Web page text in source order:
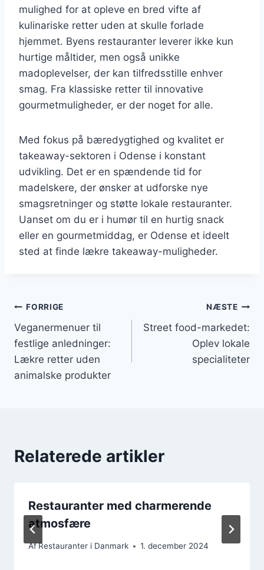
mulighed for at opleve en bred vifte af
kulinariske retter uden at skulle forlade
hjemmet. Byens restauranter leverer ikke kun
hurtige måltider, men også unikke
madoplevelser, der kan tilfredsstille enhver
smag. Fra klassiske retter til innovative
gourmetmuligheder, er der noget for alle.
Med fokus på bæredygtighed og kvalitet er
takeaway-sektoren i Odense i konstant
udvikling. Det er en spændende tid for
madelskere, der ønsker at udforske nye
smagsretninger og støtte lokale restauranter.
Uanset om du er i humør til en hurtig snack
eller en gourmetmiddag, er Odense et ideelt
sted at finde lækre takeaway-muligheder.
Indlægsnavigation
FORRIGE
Veganermenuer til
festlige anledninger:
Lækre retter uden
animalske produkter
NÆSTE
Street food-markedet:
Oplev lokale
specialiteter
Relaterede artikler
Restauranter med charmerende
atmosfære
AfRestauranter i Danmark 1. december 2024